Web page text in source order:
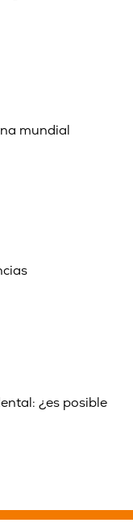
mundial
¿es posible